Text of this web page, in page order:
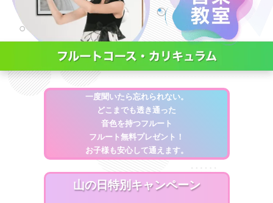
一度聞いたら忘れられない。
どこまでも透き通った
音色を持つフルート
フルート無料プレゼント！
お子様も安心して通えます。
山の日特別キャンペーン